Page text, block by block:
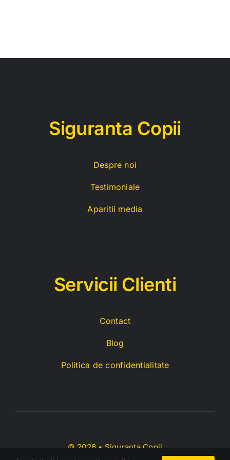
Siguranta Copii
Despre noi
Testimoniale
Aparitii media
Servicii Clienti
Contact
Blog
Politica de confidentialitate
© 2026 • Siguranta Copii